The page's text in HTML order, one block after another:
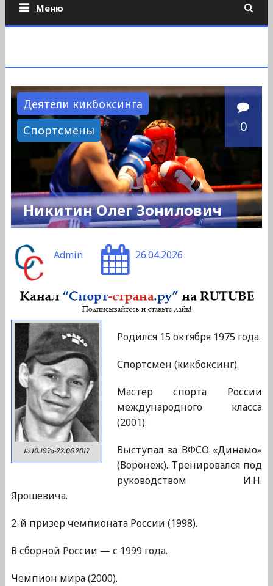
Меню
Деятели кикбоксинга
Спортсмены
0
Никитин Олег Зонилович
Admin 26.04.2026
15.10.1975-22.06.2017
Родился 15 октября 1975 года.
Спортсмен (кикбоксинг).
Мастер спорта России
международного класса
(2001).
Выступал за ВФСО «Динамо»
(Воронеж). Тренировался под
руководством И.Н.
Ярошевича.
2-й призер чемпионата России (1998).
В сборной России — с 1999 года.
Чемпион мира (2000).